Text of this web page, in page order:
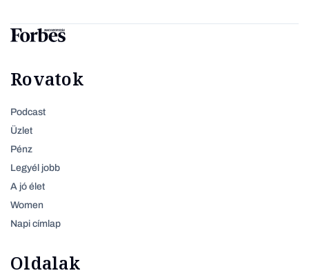
Rovatok
Podcast
Üzlet
Pénz
Legyél jobb
A jó élet
Women
Napi címlap
Oldalak